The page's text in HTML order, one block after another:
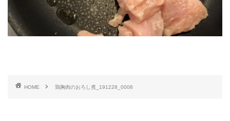
HOME 鶏胸肉のおろし煮_191228_0008